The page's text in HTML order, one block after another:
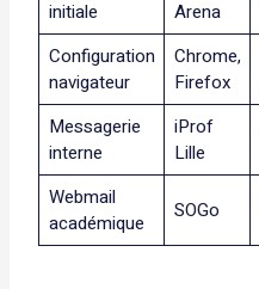
initiale Arena
Configuration
navigateur
Chrome,
Firefox
Messagerie
interne
iProf
Lille
Webmail
académique
SOGo